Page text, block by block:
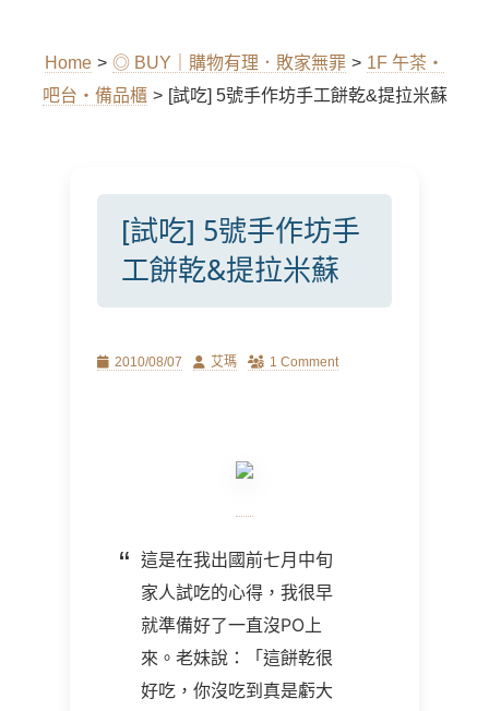
Home > ◎ BUY｜購物有理．敗家無罪 > 1F 午茶‧
吧台‧備品櫃 > [試吃] 5號手作坊手工餅乾&提拉米蘇
[試吃] 5號手作坊手
工餅乾&提拉米蘇
Posted2010/08/07 Author
艾瑪 1 Comment
這是在我出國前七月中旬
家人試吃的心得，我很早
就準備好了一直沒PO上
來。老妹說：「這餅乾很
好吃，你沒吃到真是虧大